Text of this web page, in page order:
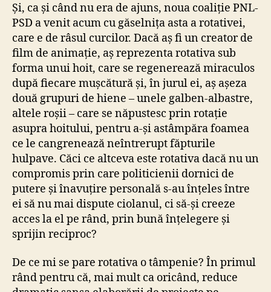
Și, ca și când nu era de ajuns, noua coaliție PNL-
PSD a venit acum cu găselnița asta a rotativei,
care e de râsul curcilor. Dacă aș fi un creator de
film de animație, aș reprezenta rotativa sub
forma unui hoit, care se regenerează miraculos
după fiecare mușcătură și, în jurul ei, aș așeza
două grupuri de hiene – unele galben-albastre,
altele roșii – care se năpustesc prin rotație
asupra hoitului, pentru a-și astâmpăra foamea
ce le cangrenează neîntrerupt făpturile
hulpave. Căci ce altceva este rotativa dacă nu un
compromis prin care politicienii dornici de
putere și înavuțire personală s-au înțeles între
ei să nu mai dispute ciolanul, ci să-și creeze
acces la el pe rând, prin bună înțelegere și
sprijin reciproc?
De ce mi se pare rotativa o tâmpenie? În primul
rând pentru că, mai mult ca oricând, reduce